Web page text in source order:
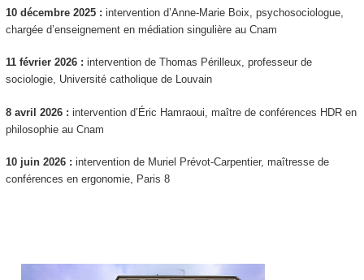
10 décembre 2025 : intervention d’Anne-Marie Boix, psychosociologue,
chargée d’enseignement en médiation singulière au Cnam
11 février 2026 : intervention de Thomas Périlleux, professeur de
sociologie, Université catholique de Louvain
8 avril 2026 : intervention d’Éric Hamraoui, maître de conférences HDR en
philosophie au Cnam
10 juin 2026 : intervention de Muriel Prévot-Carpentier, maîtresse de
conférences en ergonomie, Paris 8